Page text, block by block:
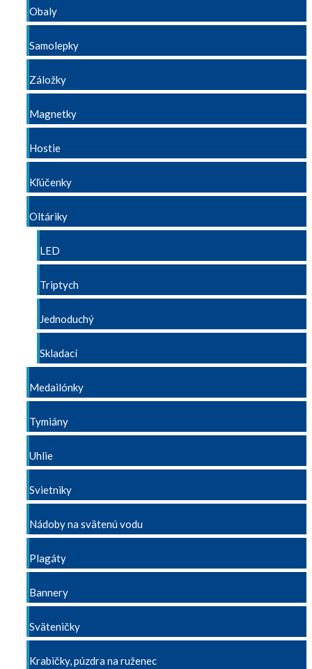
Obaly
Samolepky
Záložky
Magnetky
Hostie
Kľúčenky
Oltáriky
LED
Triptych
Jednoduchý
Skladací
Medailónky
Tymiány
Uhlie
Svietniky
Nádoby na svätenú vodu
Plagáty
Bannery
Sväteničky
Krabičky, púzdra na ruženec